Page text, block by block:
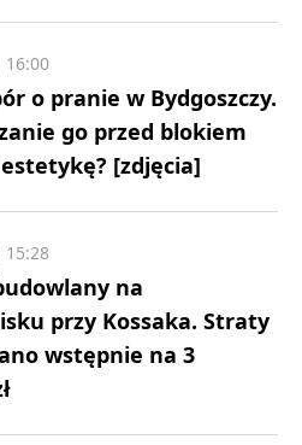
o pranie w Bydgoszczy.
go przed blokiem
[zdjęcia]
16:00
na
przy Kossaka. Straty
wstępnie na 3
15:28